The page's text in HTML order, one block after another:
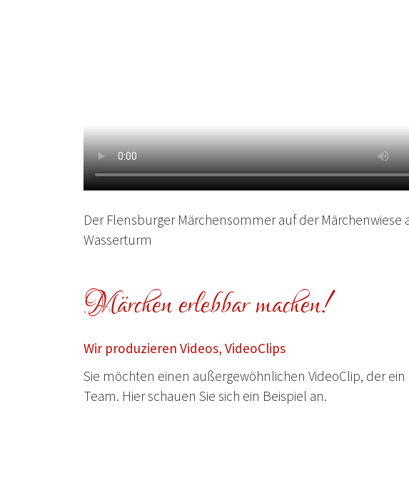
Der Flensburger Märchensommer auf der Märchenwiese
Wasserturm
Märchen erlebbar machen!
Wir produzieren Videos, VideoClips
Sie möchten einen außergewöhnlichen VideoClip, der
Team. Hier schauen Sie sich ein Beispiel an.